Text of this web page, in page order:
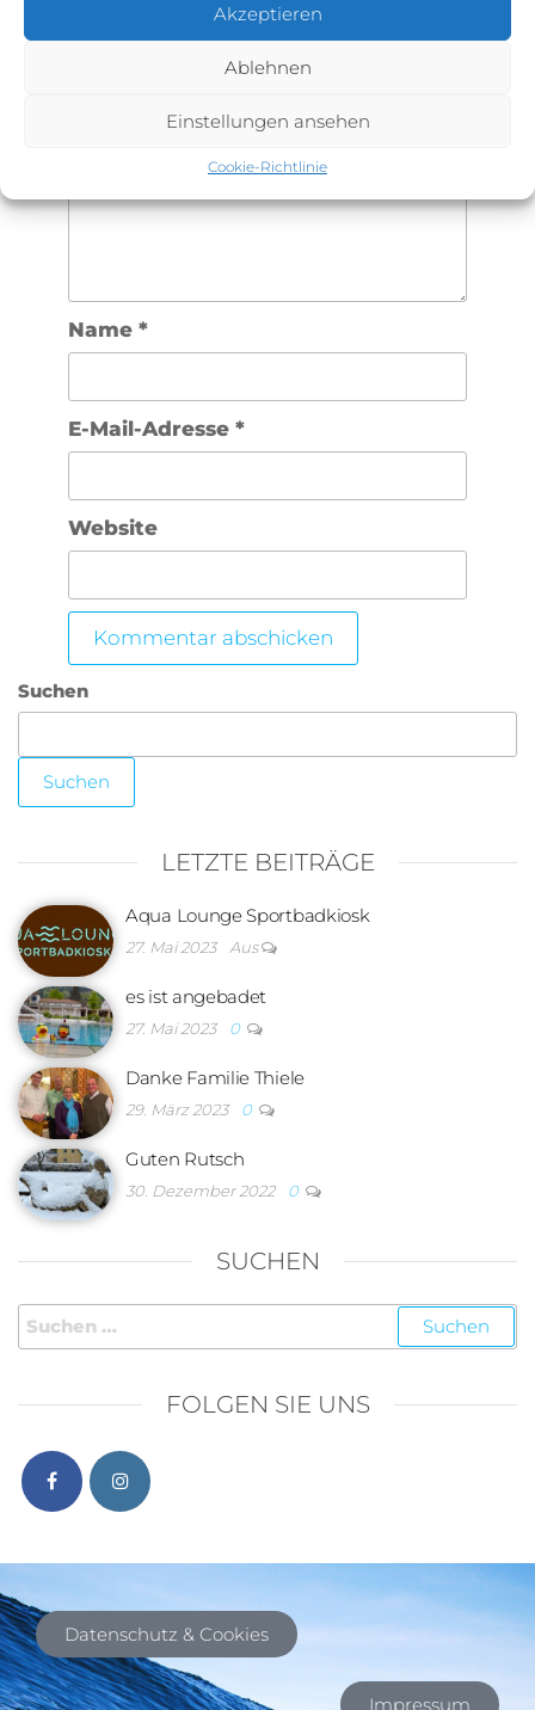
Akzeptieren
Ablehnen
Einstellungen ansehen
Cookie-Richtlinie
Name *
E-Mail-Adresse *
Website
Suchen
Suchen
LETZTE BEITRÄGE
Aqua Lounge Sportbadkiosk
27. Mai 2023 Aus
es ist angebadet
27. Mai 2023 0
Danke Familie Thiele
29. März 2023 0
Guten Rutsch
30. Dezember 2022 0
SUCHEN
FOLGEN SIE UNS
Datenschutz & Cookies
Impressum